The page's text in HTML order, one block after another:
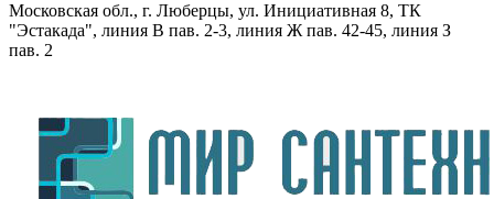
Московская обл., г. Люберцы, ул. Инициативная 8, ТК
"Эстакада", линия В пав. 2-3, линия Ж пав. 42-45, линия З
пав. 2